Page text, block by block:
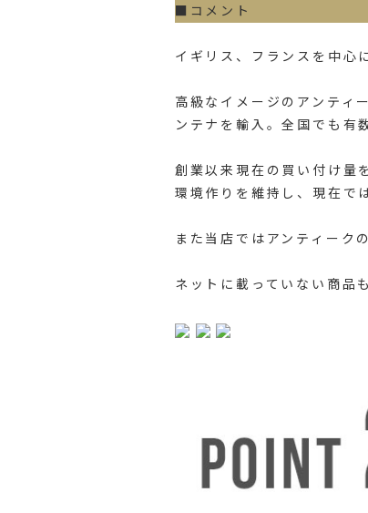
■コメント
イギリス、フランスを中心
高級なイメージのアンティ
ンテナを輸入。全国でも有
創業以来現在の買い付け量
環境作りを維持し、現在で
また当店ではアンティーク
ネットに載っていない商品